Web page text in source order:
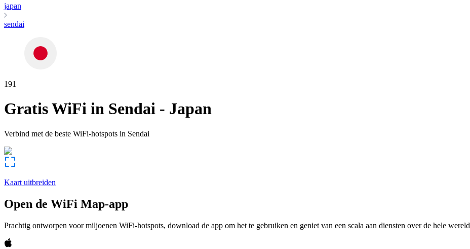
japan
sendai
191
Gratis WiFi in Sendai - Japan
Verbind met de beste WiFi-hotspots in Sendai
Kaart uitbreiden
Open de WiFi Map-app
Prachtig ontworpen voor miljoenen WiFi-hotspots, download de app om het te gebruiken en geniet van een scala aan diensten over de hele wereld